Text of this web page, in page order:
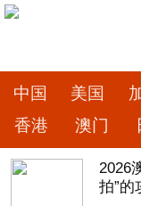
中国 美国
香港
澳门
美国
2026
拍”的